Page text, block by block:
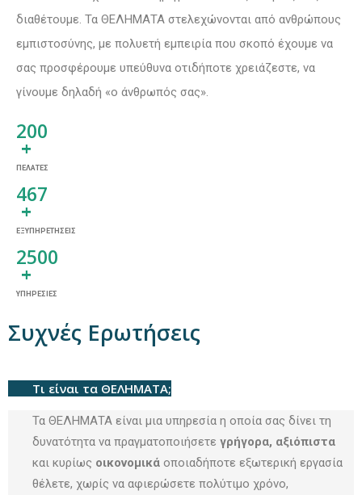
διαθέτουμε. Τα ΘΕΛΗΜΑΤΑ στελεχώνονται από ανθρώπους
εμπιστοσύνης, με πολυετή εμπειρία που σκοπό έχουμε να
σας προσφέρουμε υπεύθυνα οτιδήποτε χρειάζεστε, να
γίνουμε δηλαδή «ο άνθρωπός σας».
Συχνές Ερωτήσεις
Τι είναι τα ΘΕΛΗΜΑΤΑ;
Τα ΘΕΛΗΜΑΤΑ είναι μια υπηρεσία η οποία σας δίνει τη
δυνατότητα να πραγματοποιήσετε γρήγορα, αξιόπιστα
και κυρίως οικονομικά οποιαδήποτε εξωτερική εργασία
θέλετε, χωρίς να αφιερώσετε πολύτιμο χρόνο,